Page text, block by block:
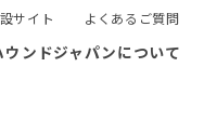
サイト よくあるご質問
ウンドジャパンについて